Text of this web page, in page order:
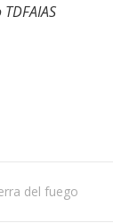
del fuego